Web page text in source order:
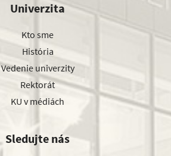
Univerzita
Kto sme
História
Vedenie univerzity
Rektorát
KU v médiách
Sledujte nás